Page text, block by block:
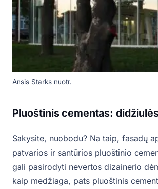
Ansis Starks nuotr.
Pluoštinis cementas:
Sakysite, nuobodu? Na taip, fasadų
patvarios ir santūrios pluoštinio
gali pasirodyti nevertos dizainerio
kaip medžiaga, pats pluoštinis